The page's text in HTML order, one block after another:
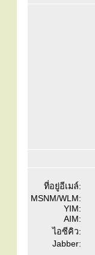
ที่อยู่อีเมล์:
MSNM/WLM:
YIM:
AIM:
ไอซีคิว:
Jabber: